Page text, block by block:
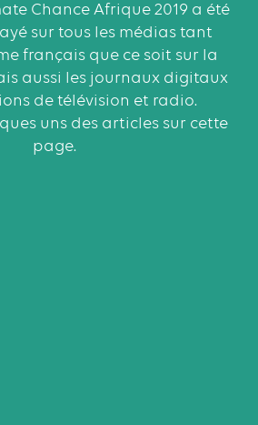
Chance Afrique 2019 a été
sur tous les médias tant
français que ce soit sur la
aussi les journaux digitaux
de télévision et radio.
uns des articles sur cette
page.